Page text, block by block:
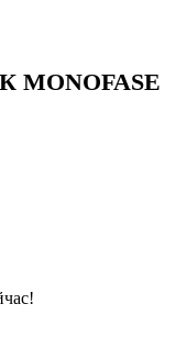
MONOFASE